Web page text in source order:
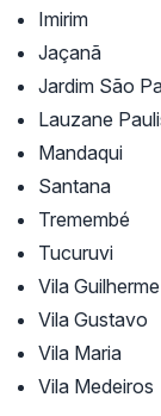
Imirim
Jaçanã
Jardim São
Lauzane
Mandaqui
Santana
Tremembé
Tucuruvi
Vila Guilherme
Vila Gustavo
Vila Maria
Vila Medeiros